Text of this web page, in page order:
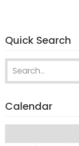
Quick Search
Search
Calendar